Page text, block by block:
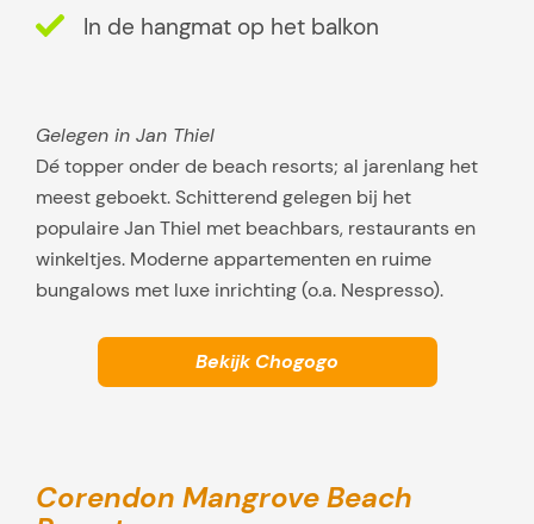
s
In de hangmat op het balkon
Gelegen in Jan Thiel
Dé topper onder de beach resorts; al jarenlang het
meest geboekt. Schitterend gelegen bij het
populaire Jan Thiel met beachbars, restaurants en
winkeltjes. Moderne appartementen en ruime
bungalows met luxe inrichting (o.a. Nespresso).
Bekijk Chogogo
Corendon Mangrove Beach